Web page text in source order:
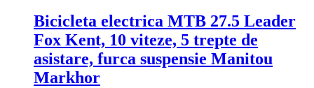
Bicicleta electrica MTB 27.5 Leader
Fox Kent, 10 viteze, 5 trepte de
asistare, furca suspensie Manitou
Markhor